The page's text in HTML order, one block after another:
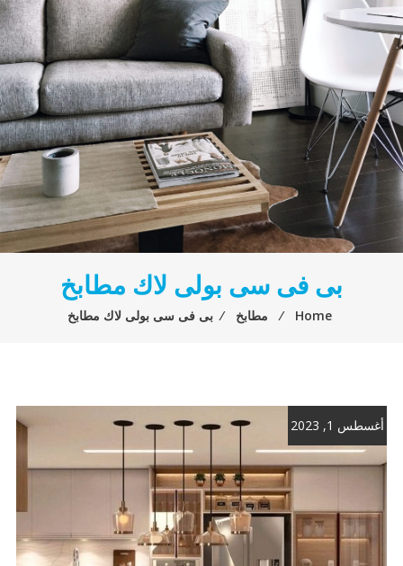
بى فى سى بولى لاك مطابخ
Home
⁄ مطابخ ⁄ بى فى سى بولى لاك مطابخ
أغسطس 1, 2023